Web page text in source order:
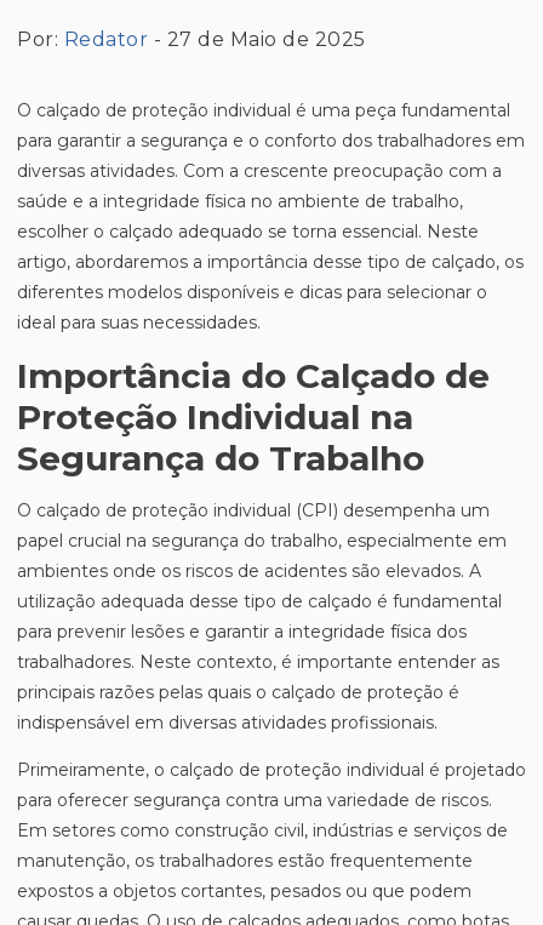
Por: Redator - 27 de Maio de 2025
O calçado de proteção individual é uma peça fundamental
para garantir a segurança e o conforto dos trabalhadores em
diversas atividades. Com a crescente preocupação com a
saúde e a integridade física no ambiente de trabalho,
escolher o calçado adequado se torna essencial. Neste
artigo, abordaremos a importância desse tipo de calçado, os
diferentes modelos disponíveis e dicas para selecionar o
ideal para suas necessidades.
Importância do Calçado de
Proteção Individual na
Segurança do Trabalho
O calçado de proteção individual (CPI) desempenha um
papel crucial na segurança do trabalho, especialmente em
ambientes onde os riscos de acidentes são elevados. A
utilização adequada desse tipo de calçado é fundamental
para prevenir lesões e garantir a integridade física dos
trabalhadores. Neste contexto, é importante entender as
principais razões pelas quais o calçado de proteção é
indispensável em diversas atividades profissionais.
Primeiramente, o calçado de proteção individual é projetado
para oferecer segurança contra uma variedade de riscos.
Em setores como construção civil, indústrias e serviços de
manutenção, os trabalhadores estão frequentemente
expostos a objetos cortantes, pesados ou que podem